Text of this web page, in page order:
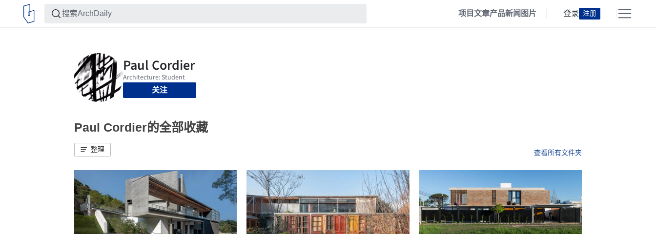
项目文章产品新闻 图片 登录 注册
关注
Paul Cordier的全部收藏
整理 查看所有文件夹